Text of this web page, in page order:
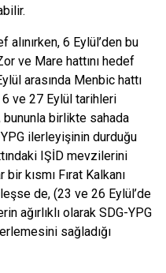
6 Eylül’den bu
ve Mare hattını hedef
arasında Menbic hattı
6 ve 27 Eylül tarihleri
bununla birlikte sahada
ilerleyişinin durduğu
IŞİD mevzilerini
kısmı Fırat Kalkanı
de, (23 ve 26 Eylül’de
ağırlıklı olarak SDG-YPG
sağladığı